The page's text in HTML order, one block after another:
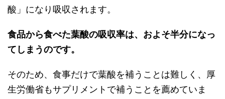
酸」になり吸収されます。
食品から食べた葉酸の吸収率は、およそ半分になっ
てしまうのです。
そのため、食事だけで葉酸を補うことは難しく、厚
生労働省もサプリメントで補うことを薦めていま